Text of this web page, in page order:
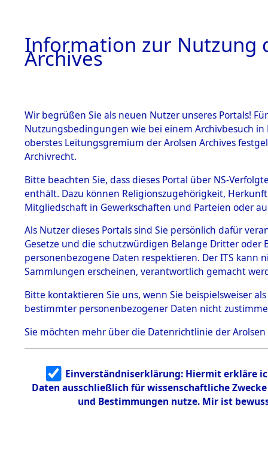
BESTÄNDE
1.
mente
5. Verschiedenes
5.3
Todesmärsche
5.3.1 Alliierte
Erhebungen
zu
Todesmärsch
en
5.3.2
Identifizierun
g
5.3.3
Todesmärsch
Dead -
Branch -
0024
Information zur Nutzung
Archives
Wir begrüßen Sie als neuen Nutzer unseres Portals!
Nutzungsbedingungen wie bei einem Archivbesuch
oberstes Leitungsgremium der Arolsen Archives
Archivrecht.
Bitte beachten Sie, dass dieses Portal über NS-
enthält. Dazu können Religionszugehörigkeit,
Mitgliedschaft in Gewerkschaften und Parteien oder
Als Nutzer dieses Portals sind Sie persönlich dafür
Gesetze und die schutzwürdigen Belange Dritter
personenbezogene Daten respektieren. Der ITS
Sammlungen erscheinen, verantwortlich gemacht
Bitte kontaktieren Sie uns, wenn Sie beispielsweiser
bestimmter personenbezogener Daten nicht
Sie möchten mehr über die Datenrichtlinie der Arolsen
Einverständniserklärung: Hiermit erkläre
Daten ausschließlich für wissenschaftliche
und Bestimmungen nutze. Mir ist